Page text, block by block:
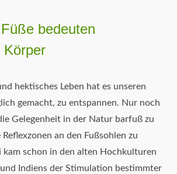
bedeuten
Körper
hektisches Leben hat es unseren
gemacht, zu entspannen. Nur noch
Gelegenheit in der Natur barfuß zu
an den Fußsohlen zu
kam schon in den alten Hochkulturen
Indiens der Stimulation bestimmter